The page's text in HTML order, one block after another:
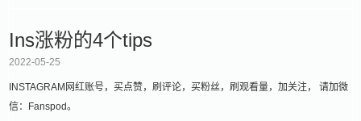
Ins涨粉的4个tips
2022-05-25
INSTAGRAM网红账号，买点赞，刷评论，买粉丝，刷观看量，加关注， 请加微
信：Fanspod。